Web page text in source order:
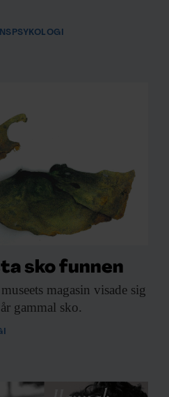
sko funnen
museets magasin visade sig
gammal sko.